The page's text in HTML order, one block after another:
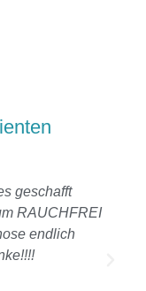
geschafft
RAUCHFREI
endlich